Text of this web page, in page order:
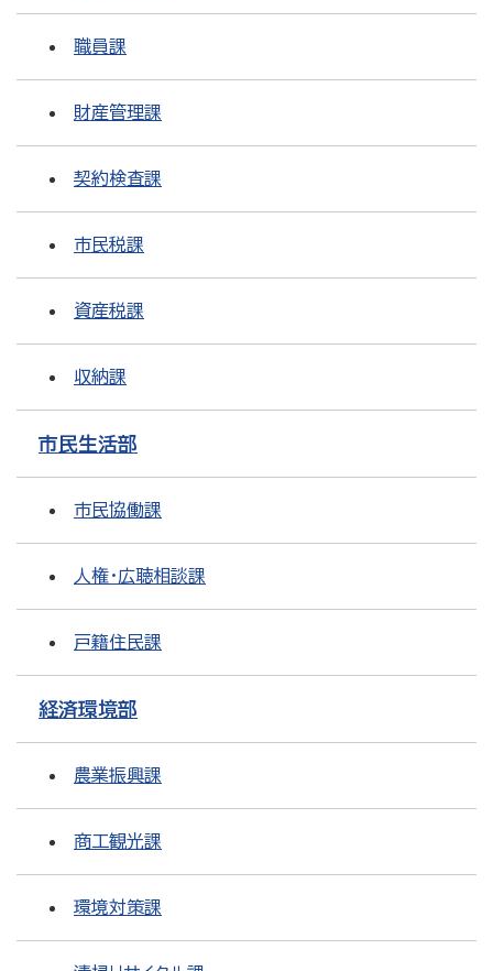
職員課
財産管理課
契約検査課
市民税課
資産税課
収納課
市民生活部
市民協働課
人権・広聴相談課
戸籍住民課
経済環境部
農業振興課
商工観光課
環境対策課